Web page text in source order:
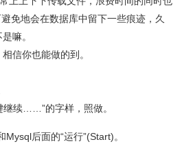
免地会在数据库中留下一些痕迹，久
嘛。
信你也能做的到。
继续……”的字样，照做。
后面的“运行”(Start)。